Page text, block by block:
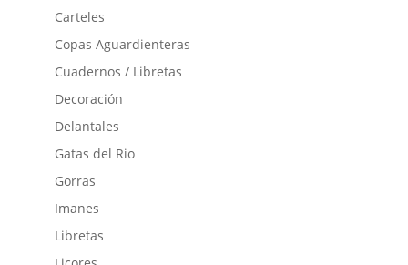
Carteles
Copas Aguardienteras
Cuadernos / Libretas
Decoración
Delantales
Gatas del Rio
Gorras
Imanes
Libretas